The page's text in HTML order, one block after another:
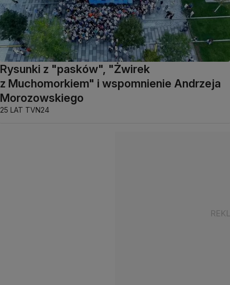
Rysunki z "pasków", "Żwirek
z Muchomorkiem" i wspomnienie Andrzeja
Morozowskiego
25 LAT TVN24